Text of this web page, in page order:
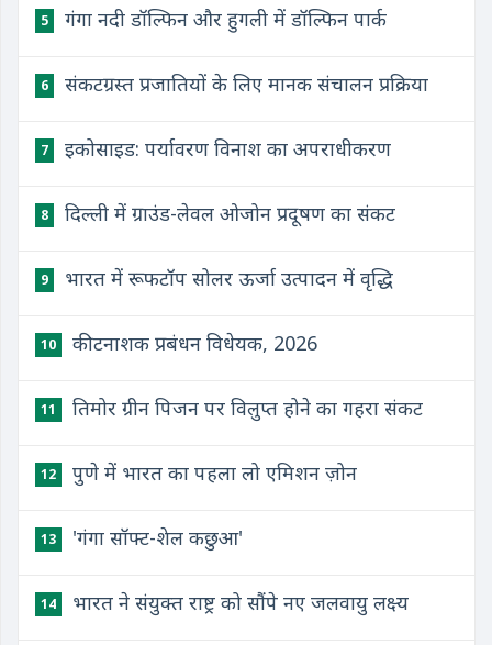
5 गंगा नदी डॉल्फिन और हुगली में डॉल्फिन पार्क
6 संकटग्रस्त प्रजातियों के लिए मानक संचालन प्रक्रिया
7 इकोसाइड: पर्यावरण विनाश का अपराधीकरण
8 दिल्ली में ग्राउंड-लेवल ओजोन प्रदूषण का संकट
9 भारत में रूफटॉप सोलर ऊर्जा उत्पादन में वृद्धि
10 कीटनाशक प्रबंधन विधेयक, 2026
11 तिमोर ग्रीन पिजन पर विलुप्त होने का गहरा संकट
12 पुणे में भारत का पहला लो एमिशन ज़ोन
13 'गंगा सॉफ्ट-शेल कछुआ'
14 भारत ने संयुक्त राष्ट्र को सौंपे नए जलवायु लक्ष्य